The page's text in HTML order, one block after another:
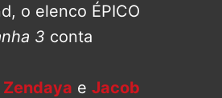
o elenco ÉPICO
3 conta
Zendaya e Jacob